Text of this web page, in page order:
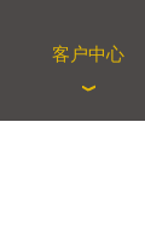
客户中心